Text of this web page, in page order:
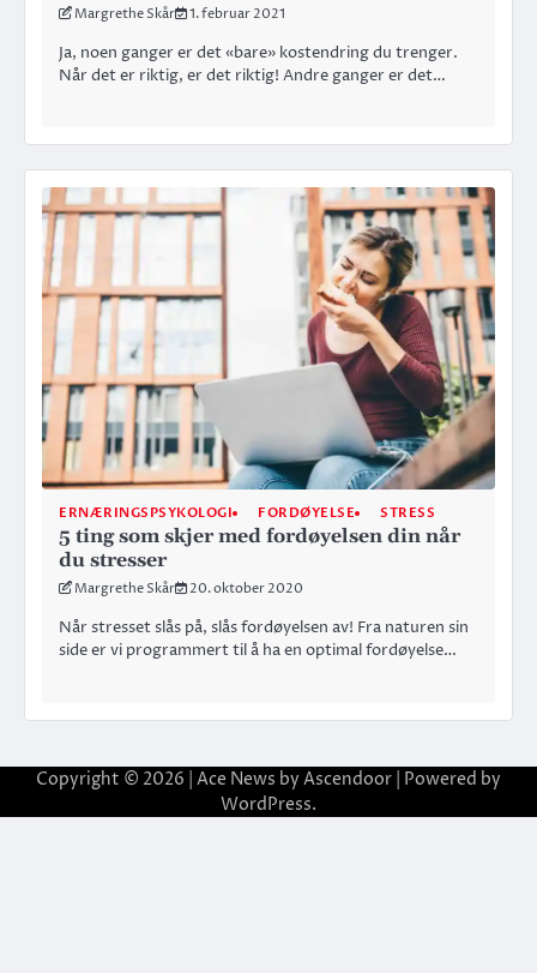
Margrethe Skår 1. februar 2021
Ja, noen ganger er det «bare» kostendring du trenger.
Når det er riktig, er det riktig! Andre ganger er det…
ERNÆRINGSPSYKOLOGI FORDØYELSE STRESS
5 ting som skjer med fordøyelsen din når
du stresser
Margrethe Skår 20. oktober 2020
Når stresset slås på, slås fordøyelsen av! Fra naturen sin
side er vi programmert til å ha en optimal fordøyelse…
Copyright © 2026 | Ace News by Ascendoor | Powered by
WordPress.